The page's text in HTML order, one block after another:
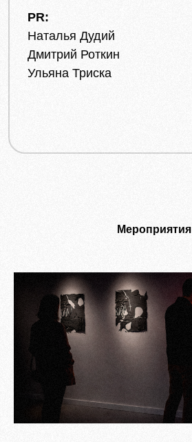
PR:
Наталья Дудий
Дмитрий Роткин
Ульяна Триска
Мероприятия